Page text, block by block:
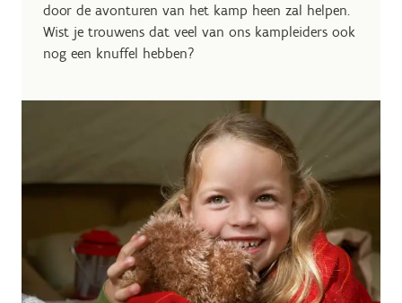
door de avonturen van het kamp heen zal helpen.
Wist je trouwens dat veel van ons kampleiders ook
nog een knuffel hebben?